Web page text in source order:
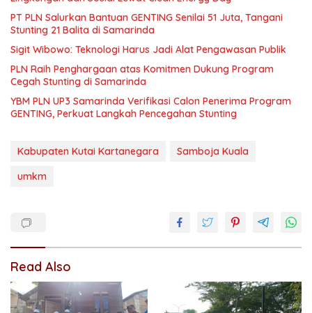
PT PLN Salurkan Bantuan GENTING Senilai 51 Juta, Tangani
Stunting 21 Balita di Samarinda
Sigit Wibowo: Teknologi Harus Jadi Alat Pengawasan Publik
PLN Raih Penghargaan atas Komitmen Dukung Program
Cegah Stunting di Samarinda
YBM PLN UP3 Samarinda Verifikasi Calon Penerima Program
GENTING, Perkuat Langkah Pencegahan Stunting
Kabupaten Kutai Kartanegara
Samboja Kuala
umkm
Read Also